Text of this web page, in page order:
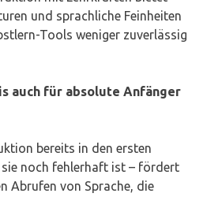
und sprachliche Feinheiten
Tools weniger zuverlässig
auch für absolute Anfänger
bereits in den ersten
sie noch fehlerhaft ist – fördert
Abrufen von Sprache, die